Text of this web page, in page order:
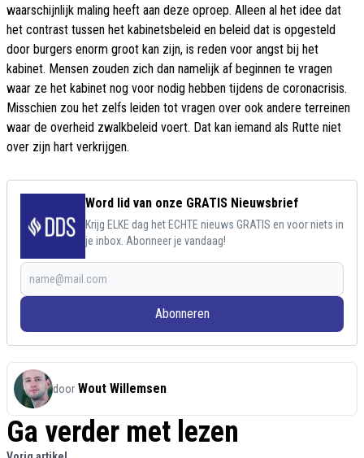
waarschijnlijk maling heeft aan deze oproep. Alleen al het idee dat
het contrast tussen het kabinetsbeleid en beleid dat is opgesteld
door burgers enorm groot kan zijn, is reden voor angst bij het
kabinet. Mensen zouden zich dan namelijk af beginnen te vragen
waar ze het kabinet nog voor nodig hebben tijdens de coronacrisis.
Misschien zou het zelfs leiden tot vragen over ook andere terreinen
waar de overheid zwalkbeleid voert. Dat kan iemand als Rutte niet
over zijn hart verkrijgen.
Word lid van onze GRATIS Nieuwsbrief
Krijg ELKE dag het ECHTE nieuws GRATIS en voor niets in
je inbox. Abonneer je vandaag!
Abonneren
door Wout Willemsen
Ga verder met lezen